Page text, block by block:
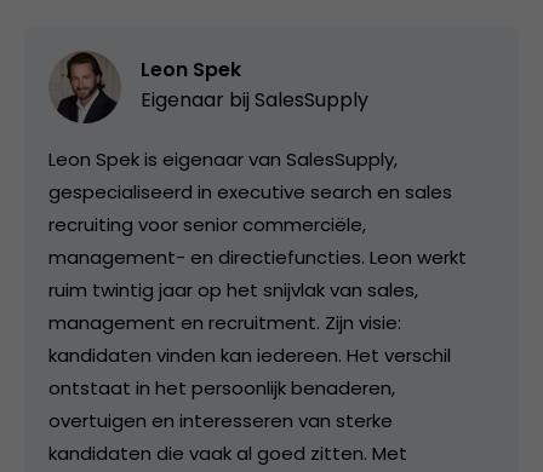
Leon Spek
Eigenaar bij SalesSupply
Leon Spek is eigenaar van SalesSupply,
gespecialiseerd in executive search en sales
recruiting voor senior commerciële,
management- en directiefuncties. Leon werkt
ruim twintig jaar op het snijvlak van sales,
management en recruitment. Zijn visie:
kandidaten vinden kan iedereen. Het verschil
ontstaat in het persoonlijk benaderen,
overtuigen en interesseren van sterke
kandidaten die vaak al goed zitten. Met